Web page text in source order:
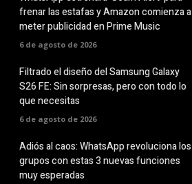
frenar las estafas y Amazon comienza a
meter publicidad en Prime Music
6 de agosto de 2026
Filtrado el diseño del Samsung Galaxy
S26 FE: Sin sorpresas, pero con todo lo
que necesitas
6 de agosto de 2026
Adiós al caos: WhatsApp revoluciona los
grupos con estas 3 nuevas funciones
muy esperadas